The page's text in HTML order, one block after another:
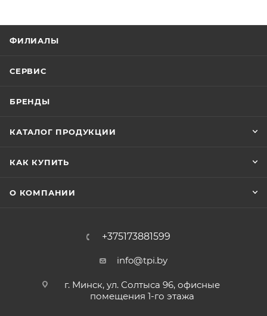
ФИЛИАЛЫ
СЕРВИС
БРЕНДЫ
КАТАЛОГ ПРОДУКЦИИ
КАК КУПИТЬ
О КОМПАНИИ
+375173881599
info@tpi.by
г. Минск, ул. Солтыса 96, офисные
помещения 1-го этажа